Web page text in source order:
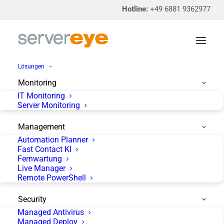
Hotline: +49 6881 9362977
Lösungen
Monitoring
IT Monitoring
Server Monitoring
Management
Automation Planner
Fast Contact KI
Fernwartung
Live Manager
Remote PowerShell
Security
Managed Antivirus
Managed Deploy
Release des neuen OCC
Es soweit endlich soweit. Das neue Online Control
bei allen Beta Testern. In diesem Blog Artikel bringen
wir Ihnen alle wichtigen Informationen auf einen